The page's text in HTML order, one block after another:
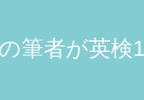
筆者が英